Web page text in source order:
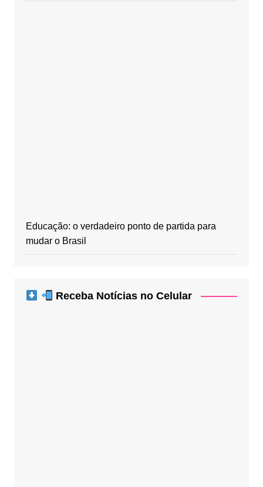
Educação: o verdadeiro ponto de partida para
mudar o Brasil
Receba Notícias no Celular